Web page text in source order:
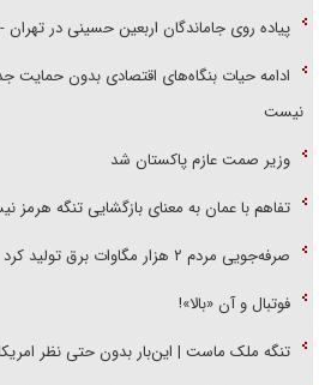
پیاده روی جاماندگان اربعین حسینی در تهران - ۱
ادامه حیات بنگاه‌های اقتصادی بدون حمایت
نیست
وزیر صمت عازم پاکستان شد
تفاهم با عمان به معنای بازگشایی تنگه هرمز
صرفه‌جویی مردم ۲ هزار مگاوات برق تولید کرد
فوتبال و آن «بالا»!
تنگه ملک ماست | این‌بار بدون حتی نظر